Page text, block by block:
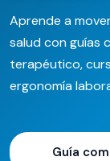
Aprende a
salud con guías
terapéutico,
ergonomía
Guía